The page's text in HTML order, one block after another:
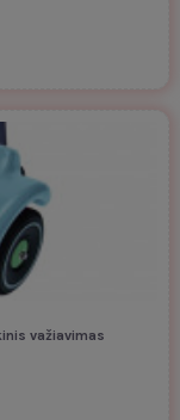
važiavimas